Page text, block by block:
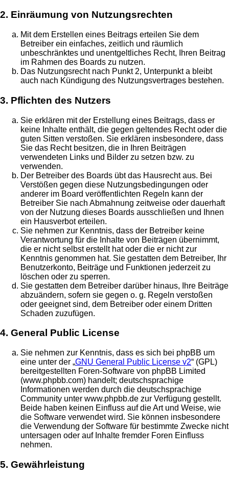
2. Einräumung von Nutzungsrechten
Mit dem Erstellen eines Beitrags erteilen Sie dem
Betreiber ein einfaches, zeitlich und räumlich
unbeschränktes und unentgeltliches Recht, Ihren Beitrag
im Rahmen des Boards zu nutzen.
Das Nutzungsrecht nach Punkt 2, Unterpunkt a bleibt
auch nach Kündigung des Nutzungsvertrages bestehen.
3. Pflichten des Nutzers
Sie erklären mit der Erstellung eines Beitrags, dass er
keine Inhalte enthält, die gegen geltendes Recht oder die
guten Sitten verstoßen. Sie erklären insbesondere, dass
Sie das Recht besitzen, die in Ihren Beiträgen
verwendeten Links und Bilder zu setzen bzw. zu
verwenden.
Der Betreiber des Boards übt das Hausrecht aus. Bei
Verstößen gegen diese Nutzungsbedingungen oder
anderer im Board veröffentlichten Regeln kann der
Betreiber Sie nach Abmahnung zeitweise oder dauerhaft
von der Nutzung dieses Boards ausschließen und Ihnen
ein Hausverbot erteilen.
Sie nehmen zur Kenntnis, dass der Betreiber keine
Verantwortung für die Inhalte von Beiträgen übernimmt,
die er nicht selbst erstellt hat oder die er nicht zur
Kenntnis genommen hat. Sie gestatten dem Betreiber, Ihr
Benutzerkonto, Beiträge und Funktionen jederzeit zu
löschen oder zu sperren.
Sie gestatten dem Betreiber darüber hinaus, Ihre Beiträge
abzuändern, sofern sie gegen o. g. Regeln verstoßen
oder geeignet sind, dem Betreiber oder einem Dritten
Schaden zuzufügen.
4. General Public License
Sie nehmen zur Kenntnis, dass es sich bei phpBB um
eine unter der „GNU General Public License v2“ (GPL)
bereitgestellten Foren-Software von phpBB Limited
(www.phpbb.com) handelt; deutschsprachige
Informationen werden durch die deutschsprachige
Community unter www.phpbb.de zur Verfügung gestellt.
Beide haben keinen Einfluss auf die Art und Weise, wie
die Software verwendet wird. Sie können insbesondere
die Verwendung der Software für bestimmte Zwecke nicht
untersagen oder auf Inhalte fremder Foren Einfluss
nehmen.
5. Gewährleistung